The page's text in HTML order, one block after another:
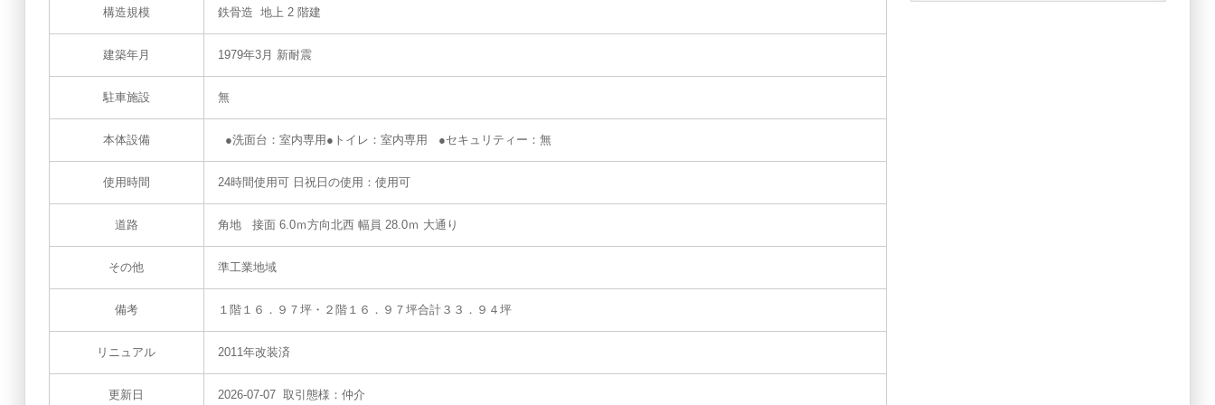
構造規模 鉄骨造 地上 2 階建
建築年月 1979年3月 新耐震
駐車施設 無
本体設備 ●洗面台：室内専用●トイレ：室内専用 ●セキュリティー：無
使用時間 24時間使用可 日祝日の使用：使用可
道路 角地 接面 6.0ｍ方向北西 幅員 28.0ｍ 大通り
その他 準工業地域
備考 １階１６．９７坪・２階１６．９７坪合計３３．９４坪
リニュアル 2011年改装済
更新日 2026-07-07 取引態様：仲介